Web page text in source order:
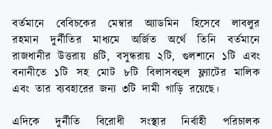
বর্তমানে বেবিচকের মেম্বার অ্যাডমিন হিসেবে লাবলুর
রহমান দুর্নীতির মাধ্যমে অর্জিত অর্থে তিনি বর্তমানে
রাজধানীর উত্তরায় ৪টি, বসুন্ধরায় ২টি, গুলশানে ১টি এবং
বনানীতে ১টি সহ মোট ৮টি বিলাসবহুল ফ্ল্যাটের মালিক
এবং তার ব্যবহারের জন্য ৩টি দামী গাড়ি রয়েছে।
এদিকে দুর্নীতি বিরোধী সংস্থার নির্বাহী পরিচালক